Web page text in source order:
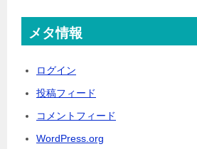
メタ情報
ログイン
投稿フィード
コメントフィード
WordPress.org